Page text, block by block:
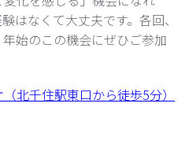
はなくて大丈夫です。各回、
始のこの機会にぜひご参加
北千住駅東口から徒歩5分）